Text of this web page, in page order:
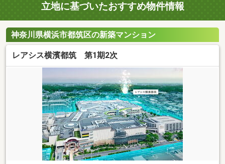
立地に基づいたおすすめ物件情報
神奈川県横浜市都筑区の新築マンション
レアシス横濱都筑 第1期2次